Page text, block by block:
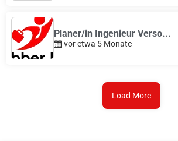
Planer/in Ingenieur Verso...
vor etwa 5 Monate
Load More